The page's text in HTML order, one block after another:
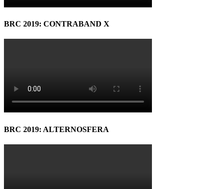
BRC 2019: CONTRABAND X
BRC 2019: ALTERNOSFERA